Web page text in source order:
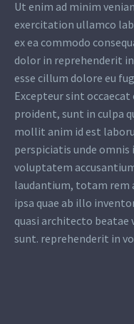
Ut enim ad minim
exercitation ullamco
ex ea commodo
dolor in reprehenderit
esse cillum dolore eu
Excepteur sint
proident, sunt in culpa
mollit anim id est
perspiciatis unde
voluptatem
laudantium, totam rem
ipsa quae ab illo
quasi architecto beatae
sunt. reprehenderit in